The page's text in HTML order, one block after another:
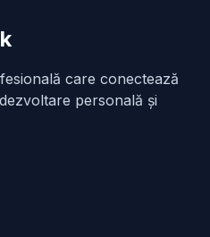
care conectează
personală și